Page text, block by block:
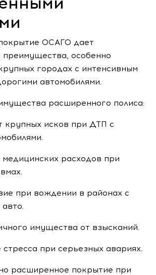
ОСАГО дает
особенно
городах с интенсивным
автомобилями.
расширенного полиса:
исков при ДТП с
расходов при
при вождении в районах с
имущества от взысканий.
при серьезных авариях.
расширенное покрытие при